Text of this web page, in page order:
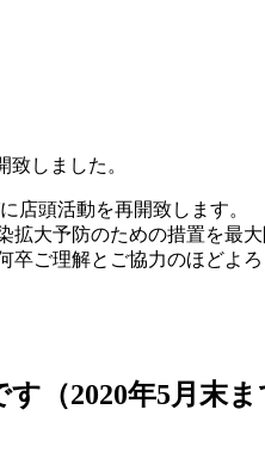
致しました。
店頭活動を再開致します。
大予防のための措置を最大
ご理解とご協力のほどよろ
（2020年5月末ま